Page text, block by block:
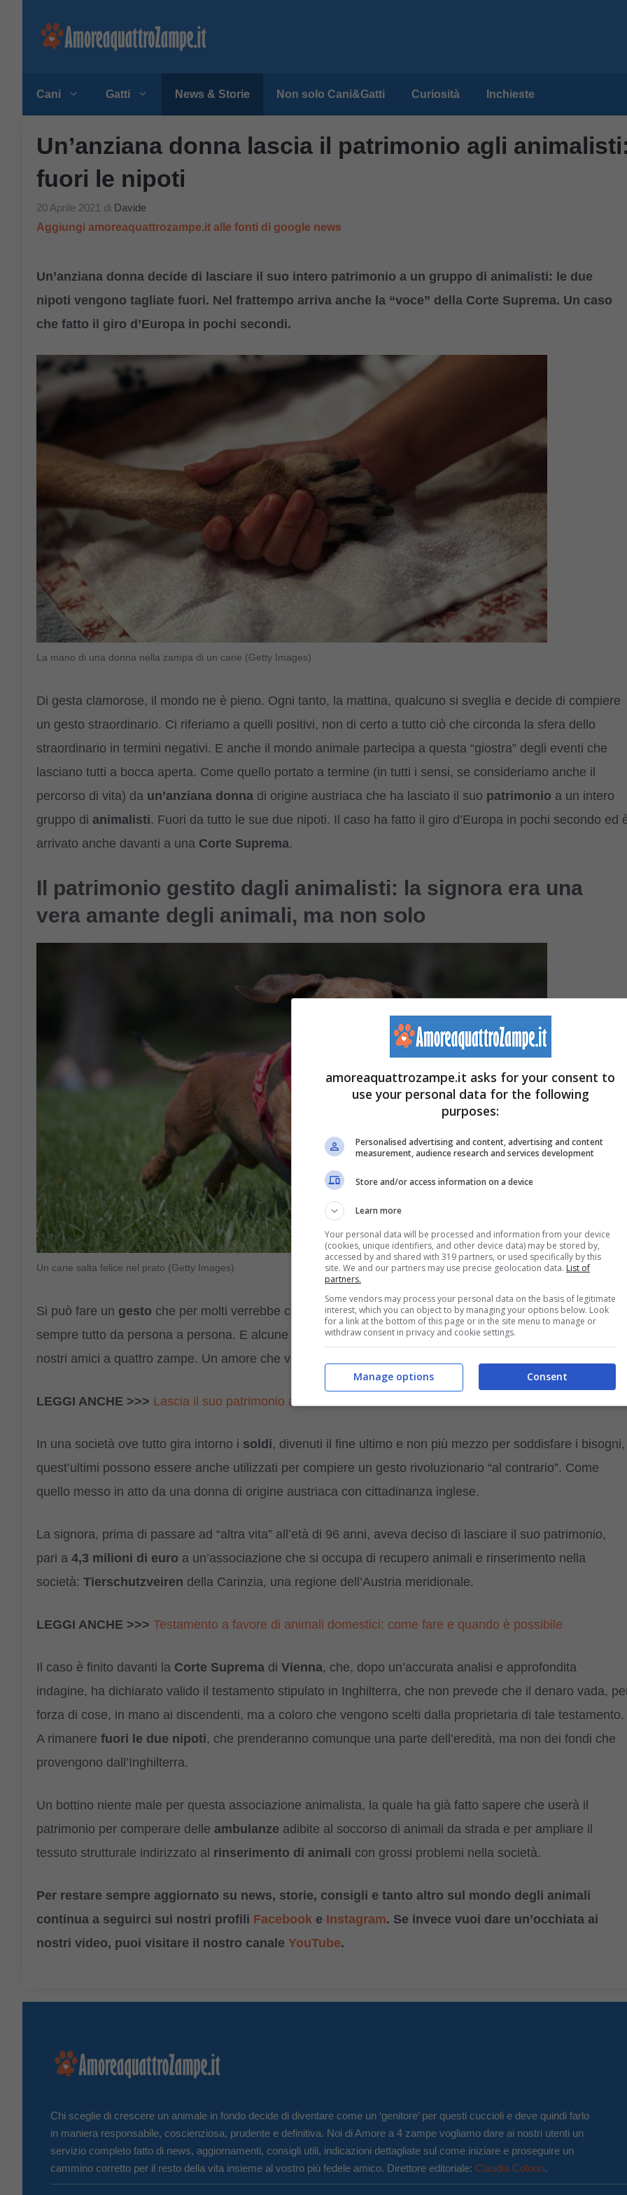
Cani Gatti News & Storie Non solo Cani&Gatti Curiosità Inchieste
Un’anziana donna lascia il patrimonio agli
fuori le nipoti
20 Aprile 2021 di Davide
Aggiungi amoreaquattrozampe.it alle fonti di google news
Un’anziana donna decide di lasciare il suo intero patrimonio a un gruppo di animalisti: le due
nipoti vengono tagliate fuori. Nel frattempo arriva anche la “voce” della Corte Suprema. Un caso
che fatto il giro d’Europa in pochi secondi.
La mano di una donna nella zampa di un cane (Getty Images)
Di gesta clamorose, il mondo ne è pieno. Ogni tanto, la mattina, qualcuno si sveglia e decide di compiere
un gesto straordinario. Ci riferiamo a quelli positivi, non di certo a tutto ciò che circonda la sfera dello
straordinario in termini negativi. E anche il mondo animale partecipa a questa “giostra” degli eventi che
lasciano tutti a bocca aperta. Come quello portato a termine (in tutti i sensi, se consideriamo anche il
percorso di vita) da un’anziana donna di origine austriaca che ha lasciato il suo patrimonio a un intero
gruppo di animalisti. Fuori da tutto le sue due nipoti. Il caso ha fatto il giro d’Europa in pochi secondo ed
arrivato anche davanti a una Corte Suprema.
Il patrimonio gestito dagli animalisti: la signora era una
vera amante degli animali, ma non solo
Un cane salta felice nel prato (Getty Images)
Si può fare un gesto che per molti verrebbe consideratofolle? A quanto pare sì, anche perché dipende
sempre tutto da persona a persona. E alcune persone, molto spesso, non hanno altro che l’affetto per i
nostri amici a quattro zampe. Un amore che va oltre: proprio così, oltre la morte.
LEGGI ANCHE >>> Lascia il suo patrimonio a due elefanti ma viene minacciato
In una società ove tutto gira intorno i soldi, divenuti il fine ultimo e non più mezzo per soddisfare i bisogni,
quest’ultimi possono essere anche utilizzati per compiere un gesto rivoluzionario “al contrario”. Come
quello messo in atto da una donna di origine austriaca con cittadinanza inglese.
La signora, prima di passare ad “altra vita” all’età di 96 anni, aveva deciso di lasciare il suo patrimonio,
pari a 4,3 milioni di euro a un’associazione che si occupa di recupero animali e rinserimento nella
società: Tierschutzveiren della Carinzia, una regione dell’Austria meridionale.
LEGGI ANCHE >>> Testamento a favore di animali domestici: come fare e quando è possibile
Il caso è finito davanti la Corte Suprema di Vienna, che, dopo un’accurata analisi e approfondita
indagine, ha dichiarato valido il testamento stipulato in Inghilterra, che non prevede che il denaro vada,
forza di cose, in mano ai discendenti, ma a coloro che vengono scelti dalla proprietaria di tale testamento.
A rimanere fuori le due nipoti, che prenderanno comunque una parte dell’eredità, ma non dei fondi che
provengono dall’Inghilterra.
Un bottino niente male per questa associazione animalista, la quale ha già fatto sapere che userà il
patrimonio per comperare delle ambulanze adibite al soccorso di animali da strada e per ampliare il
tessuto strutturale indirizzato al rinserimento di animali con grossi problemi nella società.
Per restare sempre aggiornato su news, storie, consigli e tanto altro sul mondo degli animali
continua a seguirci sui nostri profili Facebook e Instagram. Se invece vuoi dare un’occhiata ai
nostri video, puoi visitare il nostro canale YouTube.
Chi sceglie di crescere un animale in fondo decide di diventare come un ‘genitore’ per questi cuccioli e deve quindi farlo
in maniera responsabile, coscienziosa, prudente e definitiva. Noi di Amore a 4 zampe vogliamo dare ai nostri utenti un
servizio completo fatto di news, aggiornamenti, consigli utili, indicazioni dettagliate sul come iniziare e proseguire un
cammino corretto per il resto della vita insieme al vostro più fedele amico. Direttore editoriale: Claudia Colono.
amoreaquattrozampe.it asks for your consent to
use your personal data for the following
purposes:
Personalised advertising and content, advertising and content
measurement, audience research and services development
Store and/or access information on a device
Learn more
Your personal data will be processed and information from your device
(cookies, unique identifiers, and other device data) may be stored by,
accessed by and shared with 319 partners, or used specifically by this
site. We and our partners may use precise geolocation data. List of
partners.
Some vendors may process your personal data on the basis of legitimate
interest, which you can object to by managing your options below. Look
for a link at the bottom of this page or in the site menu to manage or
withdraw consent in privacy and cookie settings.
Consent
Manage options